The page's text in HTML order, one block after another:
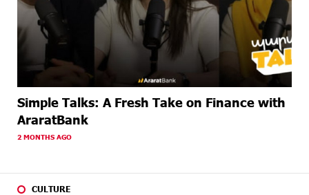
Simple Talks: A Fresh Take on Finance with
AraratBank
2 MONTHS AGO
CULTURE